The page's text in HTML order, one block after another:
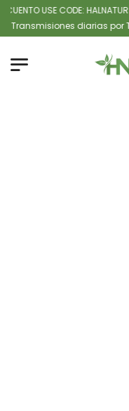
USE CODE: HALNATUR
diarias por TIK TOK